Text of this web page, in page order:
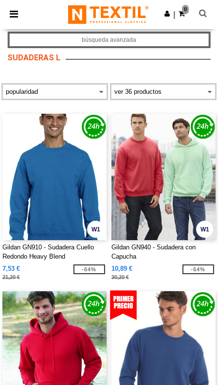
× App de Ntextil
¡Mejores precios en app!
Descargar app
0
SUDADERAS L
búsqueda avanzada
W1
Gildan GN910 - Sudadera Cuello
Redondo Heavy Blend
7,53 €
21,20 €
-64%
W1
Gildan GN940 - Sudadera con
Capucha
10,89 €
30,20 €
-64%